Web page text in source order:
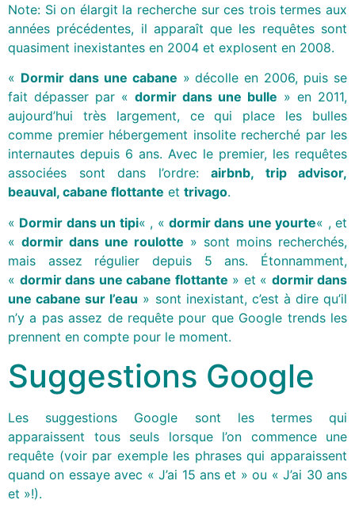
Note: Si on élargit la recherche sur ces trois termes aux
années précédentes, il apparaît que les requêtes sont
quasiment inexistantes en 2004 et explosent en 2008.
« Dormir dans une cabane » décolle en 2006, puis se
fait dépasser par « dormir dans une bulle » en 2011,
aujourd’hui très largement, ce qui place les bulles
comme premier hébergement insolite recherché par les
internautes depuis 6 ans. Avec le premier, les requêtes
associées sont dans l’ordre: airbnb, trip advisor,
beauval, cabane flottante et trivago.
« Dormir dans un tipi« , « dormir dans une yourte« , et
« dormir dans une roulotte » sont moins recherchés,
mais assez régulier depuis 5 ans. Étonnamment,
« dormir dans une cabane flottante » et « dormir dans
une cabane sur l’eau » sont inexistant, c’est à dire qu’il
n’y a pas assez de requête pour que Google trends les
prennent en compte pour le moment.
Suggestions Google
Les suggestions Google sont les termes qui
apparaissent tous seuls lorsque l’on commence une
requête (voir par exemple les phrases qui apparaissent
quand on essaye avec « J’ai 15 ans et » ou « J’ai 30 ans
et »!).